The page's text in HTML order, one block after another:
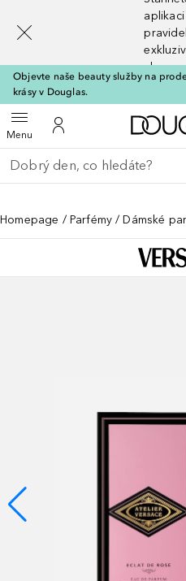
slevy
Objevte naše beauty služby na
krásy v Douglas.
MenuOtevřít menuK mému účtu
Vraťte se
Proveďte vyhledávání
Homepage Parfémy Dámské
[navigation.slideout.screenreader]